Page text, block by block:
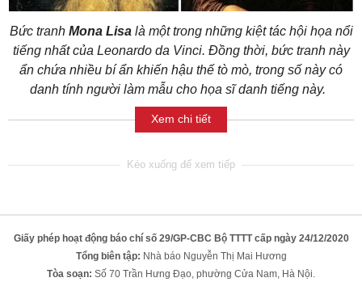
Bức tranh Mona Lisalà một trong những kiệt tác hội họa nổi
tiếng nhất của Leonardo da Vinci. Đồng thời, bức tranh này
ẩn chứa nhiều bí ẩn khiến hậu thế tò mò, trong số này có
danh tính người làm mẫu cho họa sĩ danh tiếng này.
Xem chi tiết
Giấy phép hoạt động báo chí số 29/GP-CBC Bộ TTTT cấp ngày 24/12/2020
Tổng biên tập: Nhà báo Nguyễn Thị Mai Hương
Tòa soạn: Số 70 Trần Hưng Đạo, phường Cửa Nam, Hà Nội.